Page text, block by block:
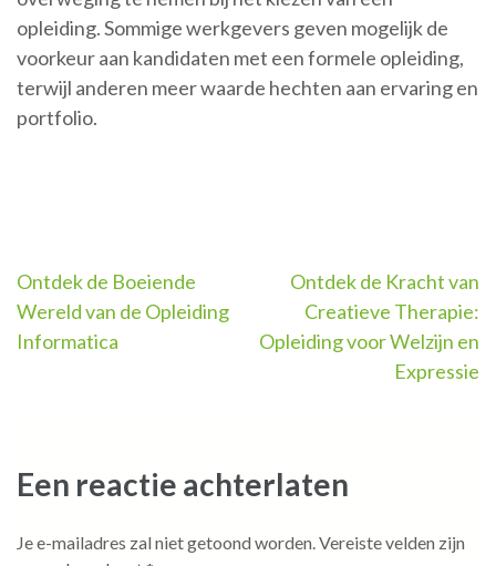
opleiding. Sommige werkgevers geven mogelijk de
voorkeur aan kandidaten met een formele opleiding,
terwijl anderen meer waarde hechten aan ervaring en
portfolio.
Berichtnavigatie
Ontdek de Boeiende
Wereld van de Opleiding
Informatica
Ontdek de Kracht van
Creatieve Therapie:
Opleiding voor Welzijn en
Expressie
Een reactie achterlaten
Je e-mailadres zal niet getoond worden.Vereiste velden zijn